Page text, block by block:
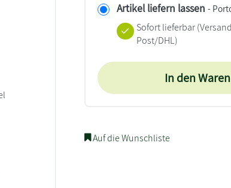
Artikel liefern lassen -
Sofort lieferbar
Post/DHL)
In den
Auf die Wunschliste